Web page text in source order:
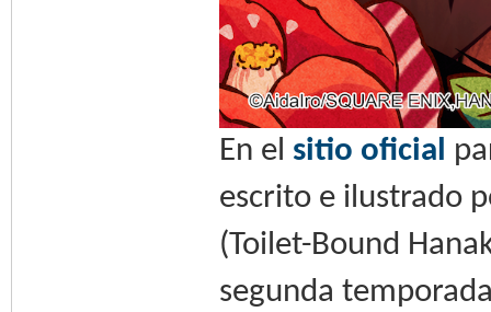
En el sitio oficial
escrito e ilustrado
(Toilet-Bound
segunda